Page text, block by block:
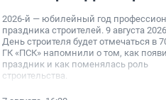
2026-й — юбилейный год
праздника строителей. 9 августа
День строителя будет отмечаться в
ГК «ПСК» напомнили о том, как
праздник и как поменялась роль
строительства.